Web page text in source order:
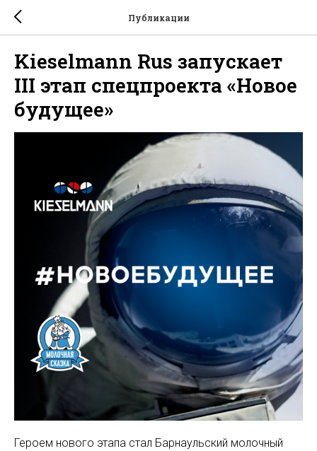
Публикации
Kieselmann Rus запускает
III этап спецпроекта «Новое
будущее»
Героем нового этапа стал Барнаульский молочный